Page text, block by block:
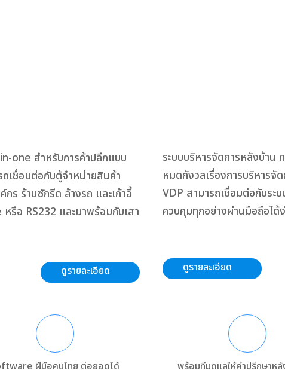
one สำหรับการค้าปลีกแบบ
ถเชื่อมต่อกับตู้จำหน่ายสินค้า
ร ร้านซักรีด ล้างรถ และเก้าอี้
รือ RS232 และมาพร้อมกับเสา
ดูรายละเอียด
ระบบบริหารจัดการหลังบ้าน
หมดกังวลเรื่องการบริหารจั
VDP สามารถเชื่อมต่อกับร
ควบคุมทุกอย่างผ่านมือถือได้
ดูรายละเอียด
ฝีมือคนไทย ต่อยอดได้ พร้อมทีมดูแลให้คำปรึกษาหลั